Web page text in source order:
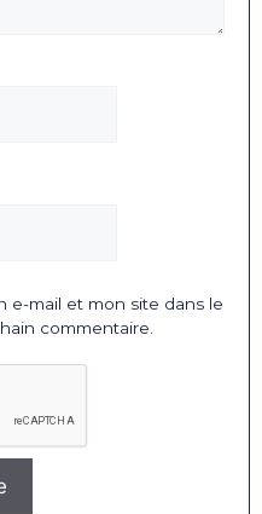
e-mail et mon site dans le
commentaire.